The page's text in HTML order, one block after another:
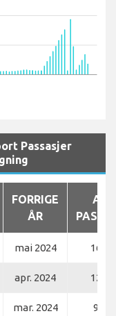
Passasjer
FORRIGE
ÅR
mai 2024 16
apr. 2024 12
mar. 2024 9